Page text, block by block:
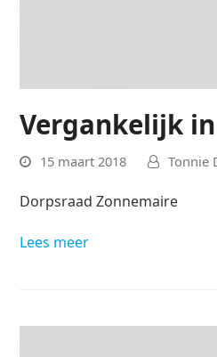
Vergankelijk
15 maart 2018 Tonnie
Dorpsraad Zonnemaire
Lees meer